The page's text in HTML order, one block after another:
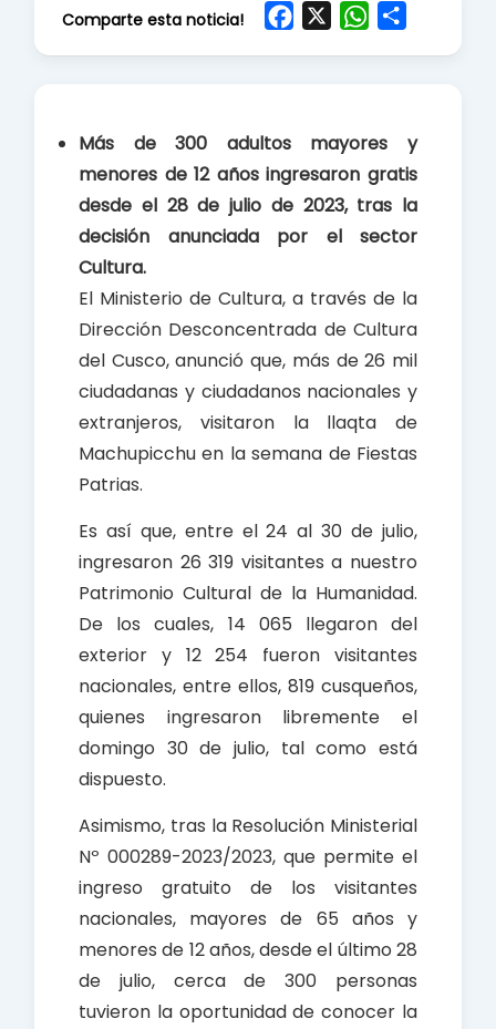
Comparte esta noticia!
o
W
p
p
Más de 300 adultos mayores y
menores de 12 años ingresaron gratis
desde el 28 de julio de 2023, tras la
decisión anunciada por el sector
Cultura.
El Ministerio de Cultura, a través de la
Dirección Desconcentrada de Cultura
del Cusco, anunció que, más de 26 mil
ciudadanas y ciudadanos nacionales y
extranjeros, visitaron la llaqta de
Machupicchu en la semana de Fiestas
Patrias.
Es así que, entre el 24 al 30 de julio,
ingresaron 26 319 visitantes a nuestro
Patrimonio Cultural de la Humanidad.
De los cuales, 14 065 llegaron del
exterior y 12 254 fueron visitantes
nacionales, entre ellos, 819 cusqueños,
quienes ingresaron libremente el
domingo 30 de julio, tal como está
dispuesto.
Asimismo, tras la Resolución Ministerial
Nº 000289-2023/2023, que permite el
ingreso gratuito de los visitantes
nacionales, mayores de 65 años y
menores de 12 años, desde el último 28
de julio, cerca de 300 personas
tuvieron la oportunidad de conocer la